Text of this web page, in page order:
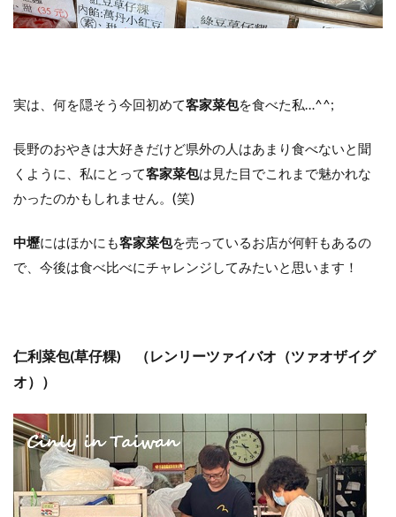
実は、何を隠そう今回初めて客家菜包を食べた私…^^;
長野のおやきは大好きだけど県外の人はあまり食べないと聞
くように、私にとって客家菜包は見た目でこれまで魅かれな
かったのかもしれません。(笑)
中壢にはほかにも客家菜包を売っているお店が何軒もあるの
で、今後は食べ比べにチャレンジしてみたいと思います！
仁利菜包(草仔粿) （レンリーツァイバオ（ツァオザイグ
オ））